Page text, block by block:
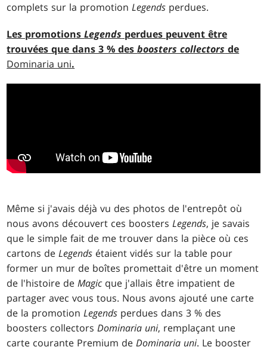
complets sur la promotionLegends perdues.
Les promotionsLegends perdues peuvent être
trouvées que dans 3 % desboosters collectors de
Dominaria uni.
Même si j'avais déjà vu des photos de l'entrepôt où
nous avons découvert ces boostersLegends, je savais
que le simple fait de me trouver dans la pièce où ces
cartons deLegends étaient vidés sur la table pour
former un mur de boîtes promettait d'être un moment
de l'histoire deMagic que j'allais être impatient de
partager avec vous tous. Nous avons ajouté une carte
de la promotionLegends perdues dans 3 % des
boosters collectorsDominaria uni, remplaçant une
carte courante Premium deDominaria uni. Le booster